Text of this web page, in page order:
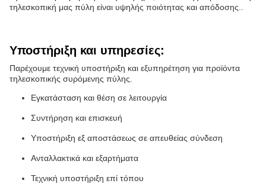
Παρέχουμε τεχνική υποστήριξη και εξυπηρέτηση για προϊόντα
τηλεσκοπικής συρόμενης πύλης.
Εγκατάσταση και θέση σε λειτουργία
Συντήρηση και επισκευή
Υποστήριξη εξ αποστάσεως σε απευθείας σύνδεση
Ανταλλακτικά και εξαρτήματα
Τεχνική υποστήριξη επί τόπου